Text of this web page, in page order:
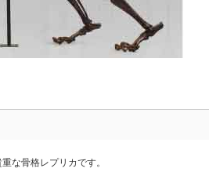
な骨格レプリカです。